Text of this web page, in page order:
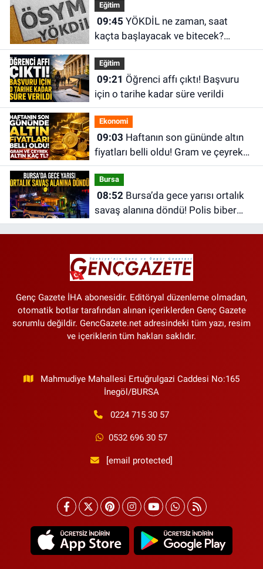
Eğitim
09:45
kaçta başlayacak ve bitecek?
YÖKDİL/2 sonuçları ne zaman
açıklanacak?
Eğitim
09:21
için o tarihe kadar süre verildi
Ekonomi
09:03
fiyatları belli oldu! Gram ve çeyrek
altın kaç TL?
Bursa
08:52Bursa’da gece yarısı ortalık
savaş alanına döndü! Polis biber
gazıyla müdahale etti
Genç Gazete İHA abonesidir. Editöryal düzenleme olmadan,
otomatik botlar tarafından alınan içeriklerden Genç Gazete
sorumlu değildir. GencGazete.net adresindeki tüm yazı, resim
ve içeriklerin tüm hakları saklıdır.
Mahmudiye Mahallesi Ertuğrulgazi Caddesi No:165
İnegöl/BURSA
0224 715 30 57
0532 696 30 57
[email protected]